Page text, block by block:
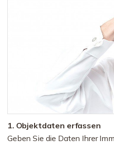
1. Objektdaten erfassen
Geben Sie die Daten Ihrer